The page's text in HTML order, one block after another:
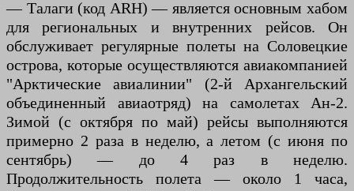
— Талаги (код ARH) — является основным хабом
для региональных и внутренних рейсов. Он
обслуживает регулярные полеты на Соловецкие
острова, которые осуществляются авиакомпанией
"Арктические авиалинии" (2-й Архангельский
объединенный авиаотряд) на самолетах Ан-2.
Зимой (с октября по май) рейсы выполняются
примерно 2 раза в неделю, а летом (с июня по
сентябрь) — до 4 раз в неделю.
Продолжительность полета — около 1 часа,